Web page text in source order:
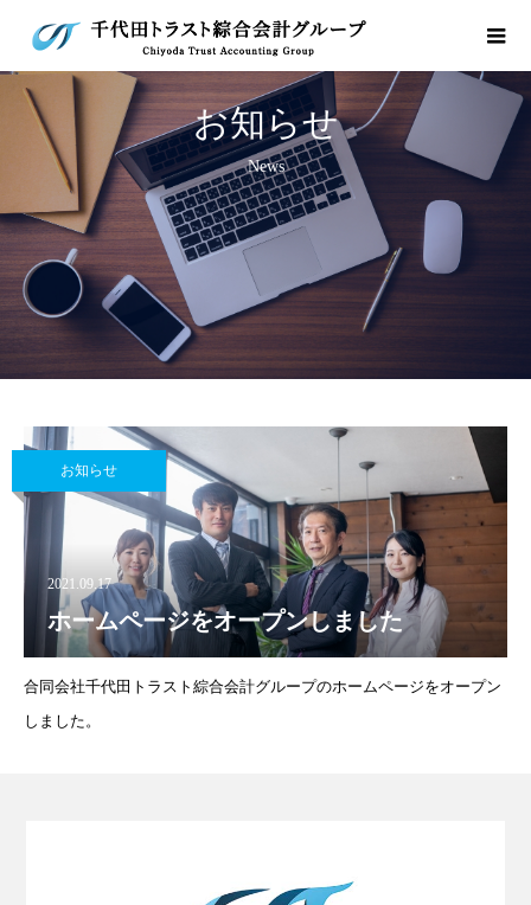
お知らせ
News
お知らせ
2021.09.17
ホームページをオープンしました
合同会社千代田トラスト綜合会計グループのホームページをオープン
しました。